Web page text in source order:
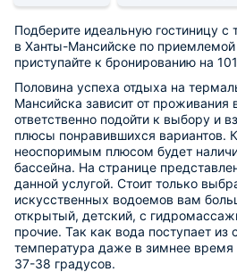
Подберите идеальную гостиницу
в Ханты-Мансийске по
приступайте к бронированию на
Половина успеха отдыха на
Мансийска зависит от проживания
ответственно подойти к выбору и
плюсы понравившихся вариантов.
неоспоримым плюсом будет
бассейна. На странице
данной услугой. Стоит только
искусственных водоемов вам
открытый, детский, с
прочие. Так как вода поступает
температура даже в зимнее время
37-38 градусов.